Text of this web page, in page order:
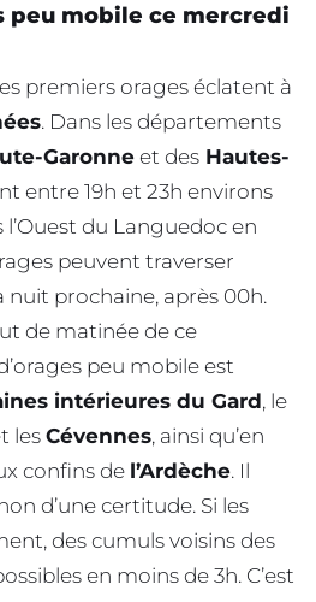
peu mobile ce mercredi
premiers orages éclatent à
. Dans les départements
Garonne et des Hautes-
entre 19h et 23h environs
l’Ouest du Languedoc en
peuvent traverser
nuit prochaine, après 00h.
de matinée de ce
peu mobile est
intérieures du Gard, le
lesCévennes, ainsi qu’en
confins de l’Ardèche. Il
d’une certitude. Si les
des cumuls voisins des
en moins de 3h. C’est